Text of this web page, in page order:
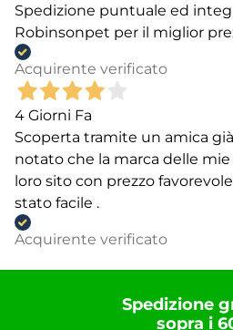
Spedizione puntuale ed
Robinsonpet per il miglior
Acquirente verificato
4 Giorni Fa
Scoperta tramite un amica
notato che la marca delle
loro sito con prezzo
stato facile .
Acquirente verificato
Spedizione
sopra i